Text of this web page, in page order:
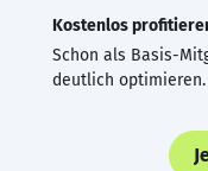
Kostenlos
Schon als Basis-
deutlich optimieren.